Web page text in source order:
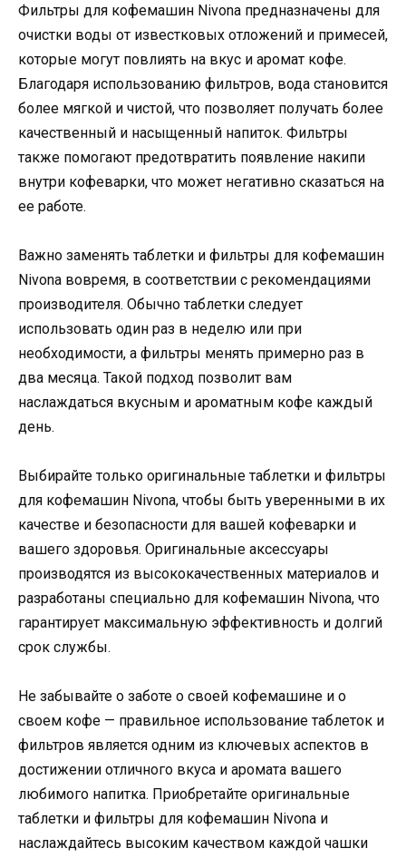
Фильтры для кофемашин Nivona предназначены для
очистки воды от известковых отложений и примесей,
которые могут повлиять на вкус и аромат кофе.
Благодаря использованию фильтров, вода становится
более мягкой и чистой, что позволяет получать более
качественный и насыщенный напиток. Фильтры
также помогают предотвратить появление накипи
внутри кофеварки, что может негативно сказаться на
ее работе.
Важно заменять таблетки и фильтры для кофемашин
Nivona вовремя, в соответствии с рекомендациями
производителя. Обычно таблетки следует
использовать один раз в неделю или при
необходимости, а фильтры менять примерно раз в
два месяца. Такой подход позволит вам
наслаждаться вкусным и ароматным кофе каждый
день.
Выбирайте только оригинальные таблетки и фильтры
для кофемашин Nivona, чтобы быть уверенными в их
качестве и безопасности для вашей кофеварки и
вашего здоровья. Оригинальные аксессуары
производятся из высококачественных материалов и
разработаны специально для кофемашин Nivona, что
гарантирует максимальную эффективность и долгий
срок службы.
Не забывайте о заботе о своей кофемашине и о
своем кофе — правильное использование таблеток и
фильтров является одним из ключевых аспектов в
достижении отличного вкуса и аромата вашего
любимого напитка. Приобретайте оригинальные
таблетки и фильтры для кофемашин Nivona и
наслаждайтесь высоким качеством каждой чашки